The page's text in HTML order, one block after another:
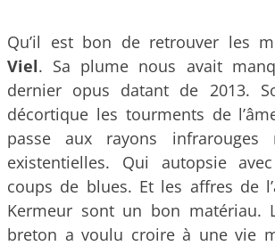
Qu’il est bon de retrouver les
Viel. Sa plume nous avait
dernier opus datant de 2013.
décortique les tourments de
passe aux rayons infrarouges
existentielles. Qui autopsie
coups de blues. Et les affres de
Kermeur sont un bon matériau.
breton a voulu croire à une vie